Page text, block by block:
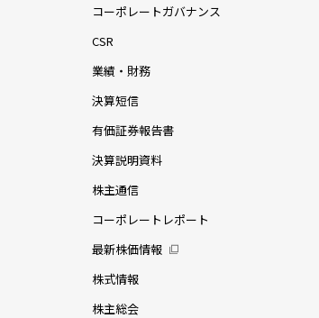
コーポレートガバナンス
CSR
業績・財務
決算短信
有価証券報告書
決算説明資料
株主通信
コーポレートレポート
最新株価情報
株式情報
株主総会